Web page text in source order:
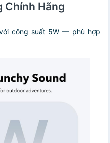
Chính Hãng
với công suất 5W — phù hợp